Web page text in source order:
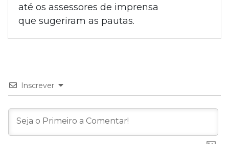
até os assessores de imprensa
que sugeriram as pautas.
Inscrever